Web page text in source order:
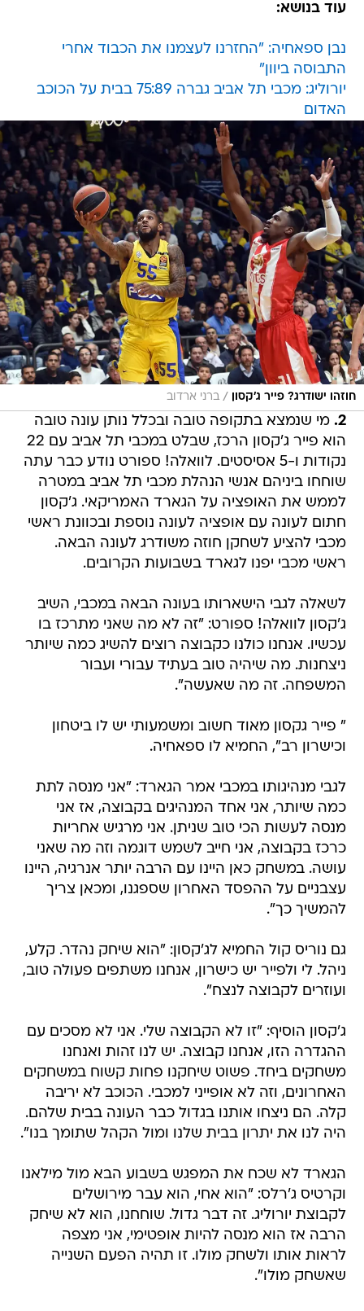
עוד בנושא:
נבן ספאחיה: "החזרנו לעצמנו את הכבוד אחרי
התבוסה ביוון"
יורוליג: מכבי תל אביב גברה 75:89 בבית על הכוכב
האדום
חוזהו ישודרג? פייר ג'קסון / ברני ארדוב
2. מי שנמצא בתקופה טובה ובכלל נותן עונה טובה
הוא פייר ג'קסון הרכז, שבלט במכבי תל אביב עם 22
נקודות ו-5 אסיסטים. לוואלה! ספורט נודע כבר עתה
שוחחו ביניהם אנשי הנהלת מכבי תל אביב במטרה
לממש את האופציה על הגארד האמריקאי. ג'קסון
חתום לעונה עם אופציה לעונה נוספת ובכוונת ראשי
מכבי להציע לשחקן חוזה משודרג לעונה הבאה.
ראשי מכבי יפנו לגארד בשבועות הקרובים.
לשאלה לגבי הישארותו בעונה הבאה במכבי, השיב
ג'קסון לוואלה! ספורט: "זה לא מה שאני מתרכז בו
עכשיו. אנחנו כולנו כקבוצה רוצים להשיג כמה שיותר
ניצחנות. מה שיהיה טוב בעתיד עבורי ועבור
המשפחה. זה מה שאעשה".
" פייר גקסון מאוד חשוב ומשמעותי יש לו ביטחון
וכישרון רב", החמיא לו ספאחיה.
לגבי מנהיגותו במכבי אמר הגארד: "אני מנסה לתת
כמה שיותר, אני אחד המנהיגים בקבוצה, אז אני
מנסה לעשות הכי טוב שניתן. אני מרגיש אחריות
כרכז בקבוצה, אני חייב לשמש דוגמה וזה מה שאני
עושה. במשחק כאן היינו עם הרבה יותר אנרגיה, היינו
עצבניים על ההפסד האחרון שספגנו, ומכאן צריך
להמשיך כך".
גם נוריס קול החמיא לג'קסון: "הוא שיחק נהדר. קלע,
ניהל. לי ולפייר יש כישרון, אנחנו משתפים פעולה טוב,
ועוזרים לקבוצה לנצח".
ג'קסון הוסיף: "זו לא הקבוצה שלי. אני לא מסכים עם
ההגדרה הזו, אנחנו קבוצה. יש לנו זהות ואנחנו
משחקים ביחד. פשוט שיחקנו פחות קשוח במשחקים
האחרונים, וזה לא אופייני למכבי. הכוכב לא יריבה
קלה. הם ניצחו אותנו בגדול כבר העונה בבית שלהם.
היה לנו את יתרון בבית שלנו ומול הקהל שתומך בנו".
הגארד לא שכח את המפגש בשבוע הבא מול מילאנו
וקרטיס ג'רלס: "הוא אחי, הוא עבר מירושלים
לקבוצת יורוליג. זה דבר גדול. שוחחנו, הוא לא שיחק
הרבה אז הוא מנסה להיות אופטימי, אני מצפה
לראות אותו ולשחק מולו. זו תהיה הפעם השנייה
שאשחק מולו".